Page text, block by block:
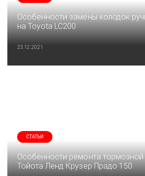
Особенности замены колодок
на Toyota LC200
23.12.2021
СТАТЬИ
Особенности ремонта тормозной
Тойота Ленд Крузер Прадо 150